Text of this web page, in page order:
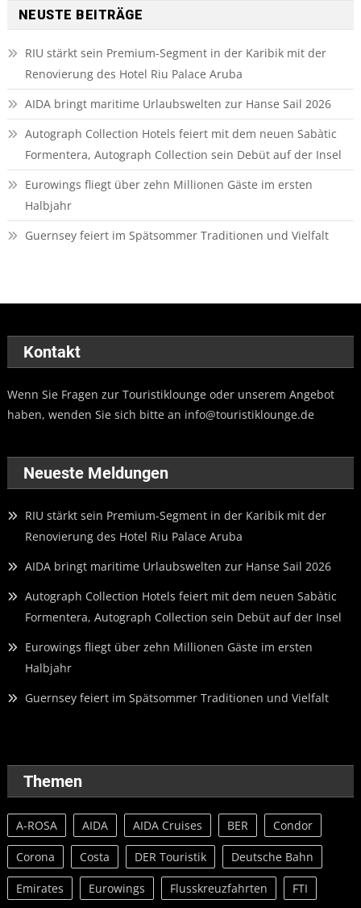
NEUSTE BEITRÄGE
RIU stärkt sein Premium-Segment in der Karibik mit der
Renovierung des Hotel Riu Palace Aruba
AIDA bringt maritime Urlaubswelten zur Hanse Sail 2026
Autograph Collection Hotels feiert mit dem neuen Sabàtic
Formentera, Autograph Collection sein Debüt auf der Insel
Eurowings fliegt über zehn Millionen Gäste im ersten
Halbjahr
Guernsey feiert im Spätsommer Traditionen und Vielfalt
Kontakt
Wenn Sie Fragen zur Touristiklounge oder unserem Angebot
haben, wenden Sie sich bitte an info@touristiklounge.de
Neueste Meldungen
RIU stärkt sein Premium-Segment in der Karibik mit der
Renovierung des Hotel Riu Palace Aruba
AIDA bringt maritime Urlaubswelten zur Hanse Sail 2026
Autograph Collection Hotels feiert mit dem neuen Sabàtic
Formentera, Autograph Collection sein Debüt auf der Insel
Eurowings fliegt über zehn Millionen Gäste im ersten
Halbjahr
Guernsey feiert im Spätsommer Traditionen und Vielfalt
Themen
A-ROSA AIDA AIDA Cruises BER Condor
Corona Costa DER Touristik Deutsche Bahn
Emirates Eurowings Flusskreuzfahrten FTI